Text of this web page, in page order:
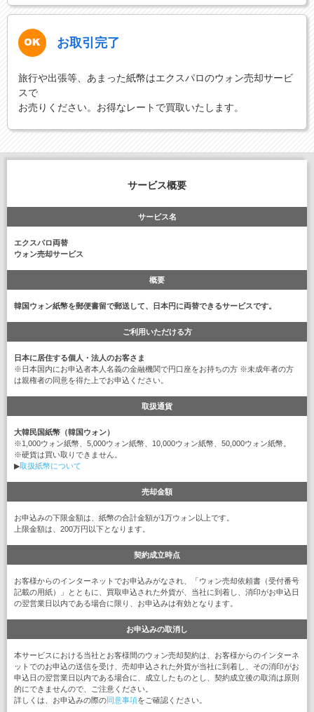
お取引完了
旅行や出張等、あまった紙幣はエクスパロのウォン売却サービ
スで
お売りください。お得なレートで買取いたします。
サービス概要
サービス名
エクスパロ両替
ウォン売却サービス
概要
韓国ウォン紙幣を郵便書留で郵送して、日本円に両替できるサービスです。
ご利用いただける方
日本に居住する個人・法人のお客さま
※日本国内にお申込者本人名義の金融機関で円口座をお持ちの方 ※未成年者の方
は親権者の同意を得た上でお申込ください。
取扱通貨
大韓民国紙幣（韓国ウォン）
※1,000ウォン紙幣、5,000ウォン紙幣、10,000ウォン紙幣、50,000ウォン紙幣。
※硬貨は買い取りできません。
▶取扱紙幣について
売却金額
お申込みの下限金額は、紙幣の合計金額が1万ウォン以上です。
上限金額は、200万円以下となります。
契約成立時点
お客様からのインターネットでお申込みがなされ、「ウォン売却依頼書（受付番号
記載の用紙）」とともに、買取申込された外貨が、当社に到着し、消印がお申込日
の翌営業日以内である場合に限り、お申込みは有効となります。
お申込みの取消し
本サービスにおける当社とお客様間のウォン売却契約は、お客様からのインターネ
ットでのお申込の送信を受け、売却申込された外貨が当社に到着し、その消印がお
申込日の翌営業日以内である場合に、成立したものとし、契約成立後の取消は原則
的にできませんので、ご注意ください。
詳しくは、お申込みの際の同意事項をご確認ください。